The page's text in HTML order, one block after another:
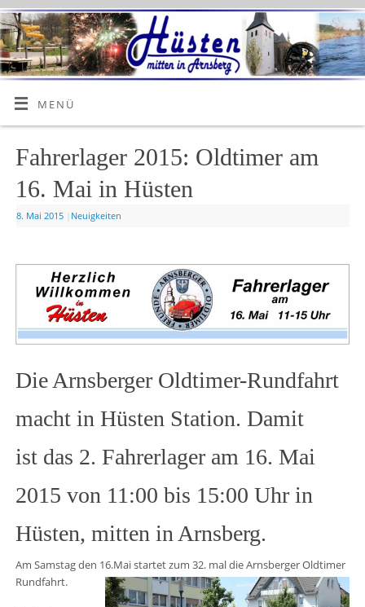
MENÜ
Fahrerlager 2015: Oldtimer am
16. Mai in Hüsten
8. Mai 2015 Neuigkeiten
Die Arnsberger Oldtimer-Rundfahrt
macht in Hüsten Station. Damit
ist das 2. Fahrerlager am 16. Mai
2015 von 11:00 bis 15:00 Uhr in
Hüsten, mitten in Arnsberg.
Am Samstag den 16.Mai startet zum 32. mal die Arnsberger Oldtimer
Rundfahrt.